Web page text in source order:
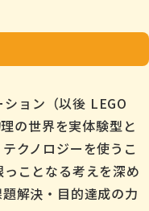
ョン（以後 LEGO
の世界を実体験型と
クノロジーを使うこ
ことなる考えを深め
解決・目的達成の力